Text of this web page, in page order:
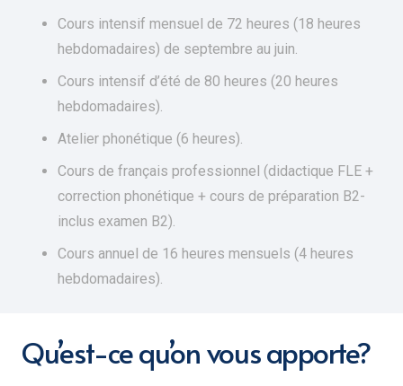
Cours intensif mensuel de 72 heures (18 heures
hebdomadaires) de septembre au juin.
Cours intensif d’été de 80 heures (20 heures
hebdomadaires).
Atelier phonétique (6 heures).
Cours de français professionnel (didactique FLE +
correction phonétique + cours de préparation B2-
inclus examen B2).
Cours annuel de 16 heures mensuels (4 heures
hebdomadaires).
Qu’est-ce qu’on vous apporte?